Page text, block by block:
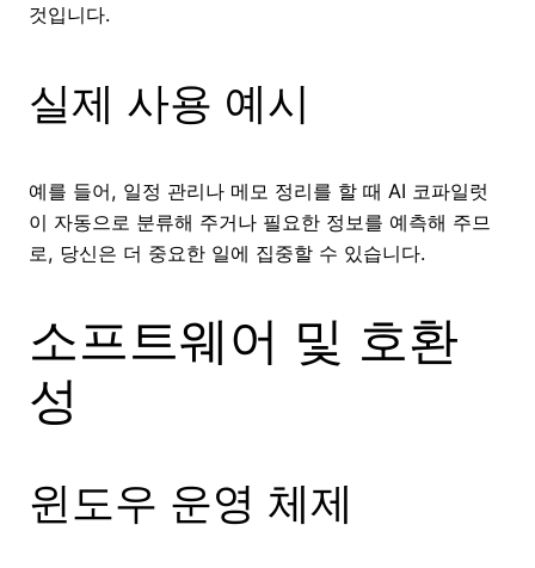
것입니다.
실제 사용 예시
예를 들어, 일정 관리나 메모 정리를 할 때 AI 코파일럿
이 자동으로 분류해 주거나 필요한 정보를 예측해 주므
로, 당신은 더 중요한 일에 집중할 수 있습니다.
소프트웨어 및 호환
성
윈도우 운영 체제